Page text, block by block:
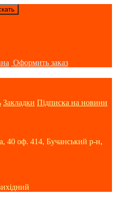
Оформить заказ
Закладки Підписка на новини
40 оф. 414, Бучанський р-н,